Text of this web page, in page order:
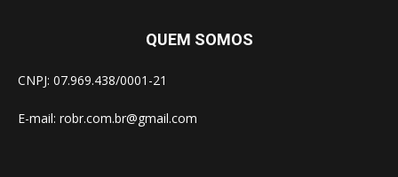
QUEM SOMOS
CNPJ: 07.969.438/0001-21
E-mail: robr.com.br@gmail.com